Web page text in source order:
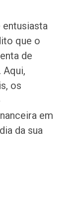
que o
de
Aqui,
os
em
da sua